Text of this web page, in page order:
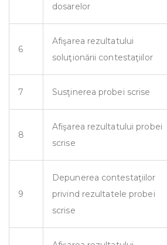
dosarelor
6
Afişarea rezultatului
soluţionării contestaţiilor
7 Susţinerea probei scrise
8
Afişarea rezultatului probei
scrise
9
Depunerea contestaţiilor
privind rezultatele probei
scrise